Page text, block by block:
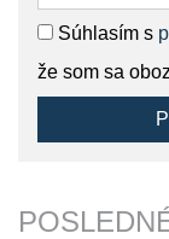
Súhlasím s
že som sa